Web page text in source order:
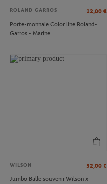
ROLAND GARROS 12,00 €
Porte-monnaie Color line Roland-
Garros - Marine
WILSON 32,00 €
Jumbo Balle souvenir Wilson x